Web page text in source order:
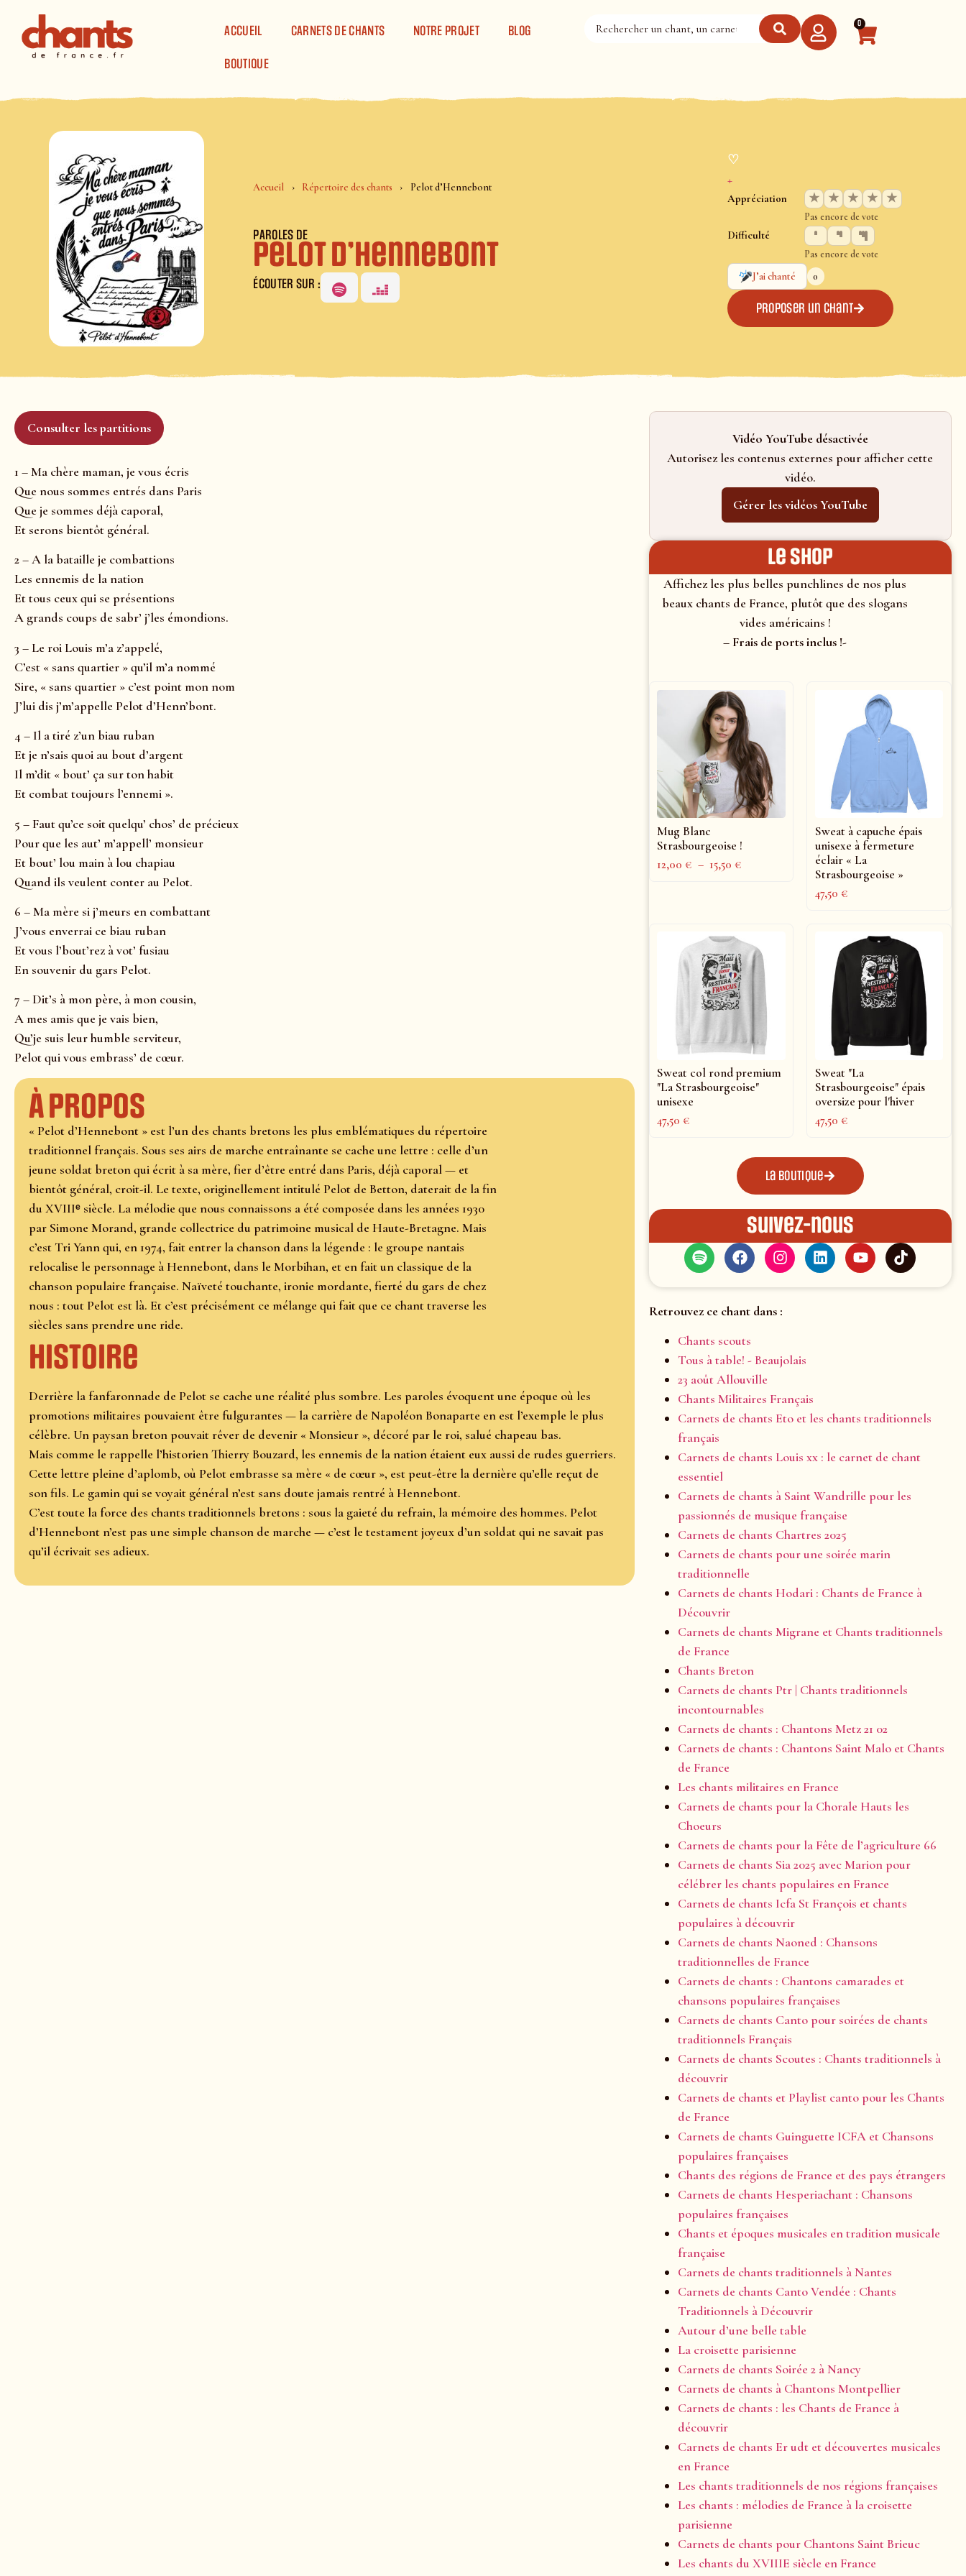
ACCUEIL
CARNETS DE CHANTS NOTRE PROJET BLOG
BOUTIQUE
0
Accueil Répertoire des chants Pelot d’Hennebont
PAROLES DE
Pelot d’Hennebont
ÉCOUTER SUR :
♡
+
Appréciation ★ ★ ★ ★ ★
Pas encore de vote
Difficulté
Pas encore de vote
J’ai chanté
0
Proposer un chant
Consulter les partitions
1 – Ma chère maman, je vous écris
Que nous sommes entrés dans Paris
Que je sommes déjà caporal,
Et serons bientôt général.
2 – A la bataille je combattions
Les ennemis de la nation
Et tous ceux qui se présentions
A grands coups de sabr’ j’les émondions.
3 – Le roi Louis m’a z’appelé,
C’est « sans quartier » qu’il m’a nommé
Sire, « sans quartier » c’est point mon nom
J’lui dis j’m’appelle Pelot d’Henn’bont.
4 – Il a tiré z’un biau ruban
Et je n’sais quoi au bout d’argent
Il m’dit « bout’ ça sur ton habit
Et combat toujours l’ennemi ».
5 – Faut qu’ce soit quelqu’ chos’ de précieux
Pour que les aut’ m’appell’ monsieur
Et bout’ lou main à lou chapiau
Quand ils veulent conter au Pelot.
6 – Ma mère si j’meurs en combattant
J’vous enverrai ce biau ruban
Et vous l’bout’rez à vot’ fusiau
En souvenir du gars Pelot.
7 – Dit’s à mon père, à mon cousin,
A mes amis que je vais bien,
Qu’je suis leur humble serviteur,
Pelot qui vous embrass’ de cœur.
À propos
« Pelot d’Hennebont » est l’un des chants bretons les plus emblématiques du répertoire
traditionnel français. Sous ses airs de marche entraînante se cache une lettre : celle d’un
jeune soldat breton qui écrit à sa mère, fier d’être entré dans Paris, déjà caporal — et
bientôt général, croit-il. Le texte, originellement intitulé Pelot de Betton, daterait de la fin
du XVIIIᵉ siècle. La mélodie que nous connaissons a été composée dans les années 1930
par Simone Morand, grande collectrice du patrimoine musical de Haute-Bretagne. Mais
c’est Tri Yann qui, en 1974, fait entrer la chanson dans la légende : le groupe nantais
relocalise le personnage à Hennebont, dans le Morbihan, et en fait un classique de la
chanson populaire française. Naïveté touchante, ironie mordante, fierté du gars de chez
nous : tout Pelot est là. Et c’est précisément ce mélange qui fait que ce chant traverse les
siècles sans prendre une ride.
Histoire
Derrière la fanfaronnade de Pelot se cache une réalité plus sombre. Les paroles évoquent une époque où les
promotions militaires pouvaient être fulgurantes — la carrière de Napoléon Bonaparte en est l’exemple le plus
célèbre. Un paysan breton pouvait rêver de devenir « Monsieur », décoré par le roi, salué chapeau bas.
Mais comme le rappelle l’historien Thierry Bouzard, les ennemis de la nation étaient eux aussi de rudes guerriers.
Cette lettre pleine d’aplomb, où Pelot embrasse sa mère « de cœur », est peut-être la dernière qu’elle reçut de
son fils. Le gamin qui se voyait général n’est sans doute jamais rentré à Hennebont.
C’est toute la force des chants traditionnels bretons : sous la gaieté du refrain, la mémoire des hommes. Pelot
d’Hennebont n’est pas une simple chanson de marche — c’est le testament joyeux d’un soldat qui ne savait pas
qu’il écrivait ses adieux.
Vidéo YouTube désactivée
Autorisez les contenus externes pour afficher cette
vidéo.
Gérer les vidéos YouTube
le shop
Affichez les plus belles punchlines de nos plus
beaux chants de France, plutôt que des slogans
vides américains !
– Frais de ports inclus !-
Mug Blanc
Strasbourgeoise !
12,00€ – 15,50€
Sweat à capuche épais
unisexe à fermeture
éclair « La
Strasbourgeoise »
47,50€
Sweat col rond premium
"La Strasbourgeoise"
unisexe
47,50€
Sweat "La
Strasbourgeoise" épais
oversize pour l'hiver
47,50€
La boutique
Suivez-nous
Retrouvez ce chant dans :
Chants scouts
Tous à table! - Beaujolais
23 août Allouville
Chants Militaires Français
Carnets de chants Eto et les chants traditionnels
français
Carnets de chants Louis xx : le carnet de chant
essentiel
Carnets de chants à Saint Wandrille pour les
passionnés de musique française
Carnets de chants Chartres 2025
Carnets de chants pour une soirée marin
traditionnelle
Carnets de chants Hodari : Chants de France à
Découvrir
Carnets de chants Migrane et Chants traditionnels
de France
Chants Breton
Carnets de chants Ptr | Chants traditionnels
incontournables
Carnets de chants : Chantons Metz 21 02
Carnets de chants : Chantons Saint Malo et Chants
de France
Les chants militaires en France
Carnets de chants pour la Chorale Hauts les
Choeurs
Carnets de chants pour la Fête de l’agriculture 66
Carnets de chants Sia 2025 avec Marion pour
célébrer les chants populaires en France
Carnets de chants Icfa St François et chants
populaires à découvrir
Carnets de chants Naoned : Chansons
traditionnelles de France
Carnets de chants : Chantons camarades et
chansons populaires françaises
Carnets de chants Canto pour soirées de chants
traditionnels Français
Carnets de chants Scoutes : Chants traditionnels à
découvrir
Carnets de chants et Playlist canto pour les Chants
de France
Carnets de chants Guinguette ICFA et Chansons
populaires françaises
Chants des régions de France et des pays étrangers
Carnets de chants Hesperiachant : Chansons
populaires françaises
Chants et époques musicales en tradition musicale
française
Carnets de chants traditionnels à Nantes
Carnets de chants Canto Vendée : Chants
Traditionnels à Découvrir
Autour d’une belle table
La croisette parisienne
Carnets de chants Soirée 2 à Nancy
Carnets de chants à Chantons Montpellier
Carnets de chants : les Chants de France à
découvrir
Carnets de chants Er udt et découvertes musicales
en France
Les chants traditionnels de nos régions françaises
Les chants : mélodies de France à la croisette
parisienne
Carnets de chants pour Chantons Saint Brieuc
Les chants du XVIIIE siècle en France